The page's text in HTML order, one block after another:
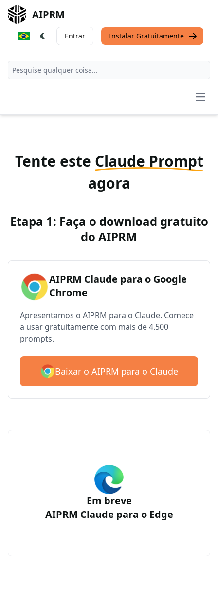
AIPRM
Entrar Instalar Gratuitamente
Tente este Claude Prompt
agora
Etapa 1: Faça o download gratuito
do AIPRM
AIPRM Claude para o Google
Chrome
Apresentamos o AIPRM para o Claude. Comece
a usar gratuitamente com mais de 4.500
prompts.
Baixar o AIPRM para o Claude
Em breve
AIPRM Claude para o Edge